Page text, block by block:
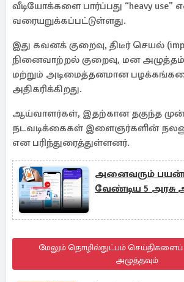
வீடியோக்களை பார்ப்பது “heavy use”
வரையறுக்கப்பட்டுள்ளது.
இது கவனக் குறைவு, திடீர் செயல்
நினைவாற்றல் குறைவு, மன
மற்றும் அடிமைத்தனமான
அதிகரிக்கிறது.
ஆய்வாளர்கள், இதற்கான தகுந்த
நடவடிக்கைகள் இளைஞர்களின்
என பரிந்துரைத்துள்ளனர்.
அனைவரும்
வேண்டிய 5
மேலும் தொழில்நுட்பம் செய்திகளைப்
அழுத்தவும்